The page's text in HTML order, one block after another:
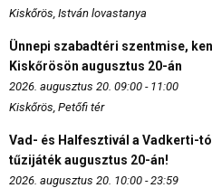
Kiskőrös, István lovastanya
Ünnepi szabadtéri szentmise,
Kiskőrösön augusztus 20-án
2026. augusztus 20. 09:00 - 11:00
Kiskőrös, Petőfi tér
Vad- és Halfesztivál a Vadkerti-
tűzijáték augusztus 20-án!
2026. augusztus 20. 10:00 - 23:59